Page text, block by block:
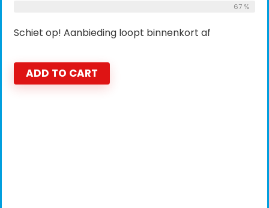
67 %
Schiet op! Aanbieding loopt binnenkort af
ADD TO CART